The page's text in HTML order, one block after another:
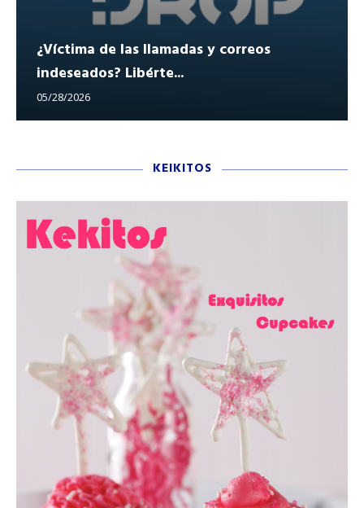
¿Víctima de las llamadas y correos
indeseados? Libérte...
05/28/2026
KEIKITOS